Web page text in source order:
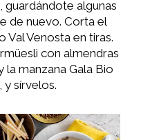
guardándote algunas
de nuevo. Corta el
Val Venosta en tiras.
con almendras
la manzana Gala Bio
y sírvelos.